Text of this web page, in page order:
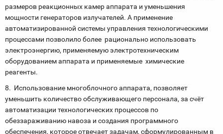
размеров реакционных камер аппарата и уменьшения
мощности генераторов излучателей. А применение
автоматизированной системы управления технологическими
процессами позволило более рационально использовать
электроэнергию, применяемую электротехническим
оборудованием аппарата и применяемые химические
реагенты.
8. Использование многоблочного аппарата, позволяет
уменьшить количество обслуживающего персонала, за счёт
автоматизации технологических процессов по
обеззараживанию навоза и создания программного
обеспечения, которое отвечает задачам, сформулированным в